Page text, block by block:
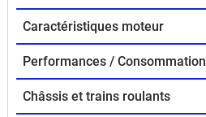
Caractéristiques moteur
Performances / Consommation
Châssis et trains roulants